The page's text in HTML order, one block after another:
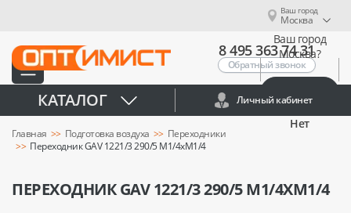
Ваш город
Москва
Ваш город
Москва?
Нет
8 495 363 74 31
Обратный звонок
КАТАЛОГ Личный кабинет
Главная Подготовка воздуха
Переходники
Переходник GAV 1221/3 290/5 М1/4xМ1/4
ПЕРЕХОДНИК GAV 1221/3 290/5 М1/4XМ1/4